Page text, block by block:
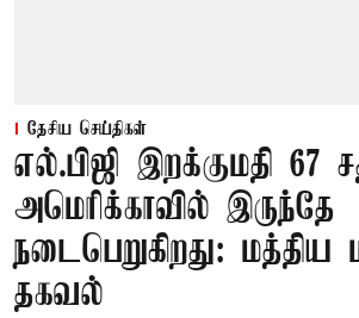
தேசிய செய்திகள்
எல்.பிஜி இறக்குமதி 67
அமெரிக்காவில் இருந்தே
நடைபெறுகிறது: மத்திய
தகவல்